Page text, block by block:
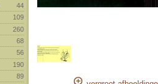
44
109
260
68
56
190
89